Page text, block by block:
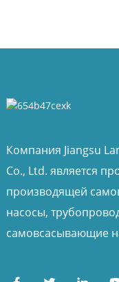
Компания Jiangsu
Co., Ltd. является
производящей
насосы,
самовсасывающие